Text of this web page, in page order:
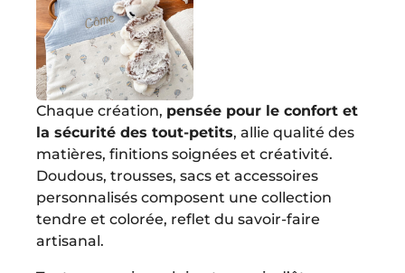
Chaque création, pensée pour le confort et
la sécurité des tout-petits, allie qualité des
matières, finitions soignées et créativité.
Doudous, trousses, sacs et accessoires
personnalisés composent une collection
tendre et colorée, reflet du savoir-faire
artisanal.